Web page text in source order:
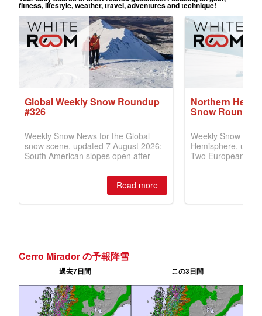
Cerro Mirador の予報降雪
過去7日間 この3日間